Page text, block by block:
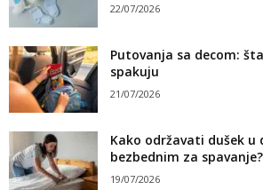
22/07/2026
Putovanja sa decom:
spakuju
21/07/2026
Kako održavati dušek u
bezbednim za spavanje?
19/07/2026